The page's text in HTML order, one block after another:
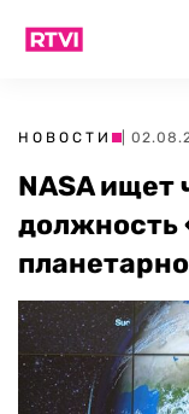
НОВОСТИ |
NASA ищет
должность